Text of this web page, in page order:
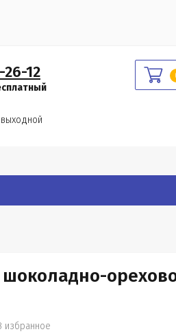
12
избранное